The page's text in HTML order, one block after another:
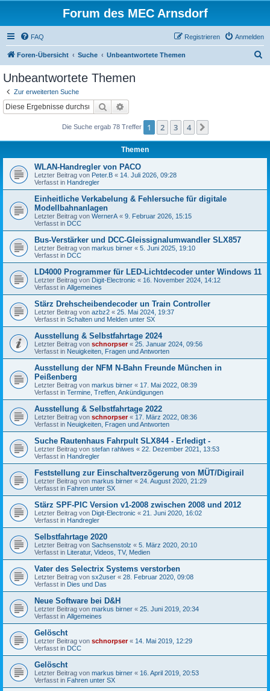
Forum des MEC Arnsdorf
FAQ Anmelden
Registrieren
Foren-Übersicht Suche Unbeantwortete Themen
Unbeantwortete Themen
Zur erweiterten Suche
Suche
Die Suche ergab 78 Treffer 1 2 3 4
Themen
WLAN-Handregler von PACO
Letzter Beitrag von Peter.B « 14. Juli 2026, 09:28
Verfasst in Handregler
Einheitliche Verkabelung & Fehlersuche für digitale
Modellbahnanlagen
Letzter Beitrag von WernerA « 9. Februar 2026, 15:15
Verfasst in DCC
Bus-Verstärker und DCC-Gleissignalumwandler SLX857
Letzter Beitrag von markus birner « 5. Juni 2025, 19:10
Verfasst in DCC
LD4000 Programmer für LED-Lichtdecoder unter Windows 11
Letzter Beitrag von Digit-Electronic « 16. November 2024, 14:12
Verfasst in Allgemeines
Stärz Drehscheibendecoder un Train Controller
Letzter Beitrag von azbz2 « 25. Mai 2024, 19:37
Verfasst in Schalten und Melden unter SX
Ausstellung & Selbstfahrtage 2024
Letzter Beitrag von schnorpser« 25. Januar 2024, 09:56
Verfasst in Neuigkeiten, Fragen und Antworten
Ausstellung der NFM N-Bahn Freunde München in
Peißenberg
Letzter Beitrag von markus birner « 17. Mai 2022, 08:39
Verfasst in Termine, Treffen, Ankündigungen
Ausstellung & Selbstfahrtage 2022
Letzter Beitrag von schnorpser« 17. März 2022, 08:36
Verfasst in Neuigkeiten, Fragen und Antworten
Suche Rautenhaus Fahrpult SLX844 - Erledigt -
Letzter Beitrag von stefan rahlwes « 22. Dezember 2021, 13:53
Verfasst in Handregler
Feststellung zur Einschaltverzögerung von MÜT/Digirail
Letzter Beitrag von markus birner « 24. August 2020, 21:29
Verfasst in Fahren unter SX
Stärz SPF-PIC Version v1-2008 zwischen 2008 und 2012
Letzter Beitrag von Digit-Electronic « 21. Juni 2020, 16:02
Verfasst in Handregler
Selbstfahrtage 2020
Letzter Beitrag von Sachsenstolz « 5. März 2020, 20:10
Verfasst in Literatur, Videos, TV, Medien
Vater des Selectrix Systems verstorben
Letzter Beitrag von sx2user « 28. Februar 2020, 09:08
Verfasst in Dies und Das
Neue Software bei D&H
Letzter Beitrag von markus birner « 25. Juni 2019, 20:34
Verfasst in Allgemeines
Gelöscht
Letzter Beitrag von schnorpser« 14. Mai 2019, 12:29
Verfasst in DCC
Gelöscht
Letzter Beitrag von markus birner « 16. April 2019, 20:53
Verfasst in Fahren unter SX